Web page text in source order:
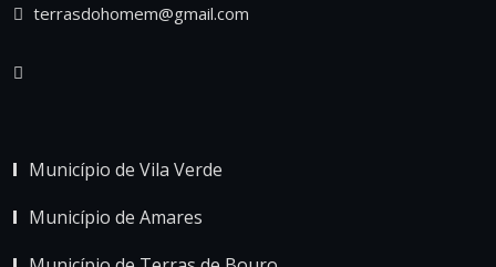
terrasdohomem@gmail.com
Município de Vila Verde
Município de Amares